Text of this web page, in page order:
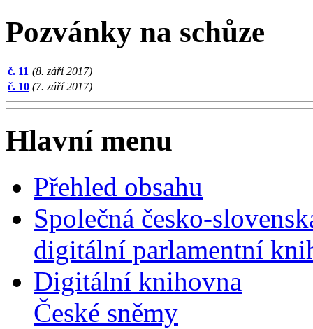
Pozvánky na schůze
č. 11 (8. září 2017)
č. 10 (7. září 2017)
Hlavní menu
Přehled obsahu
Společná česko-
digitální parlamentní
Digitální knihovna
České sněmy